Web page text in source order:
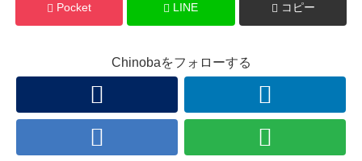
Pocket LINE コピー
Chinobaをフォローする